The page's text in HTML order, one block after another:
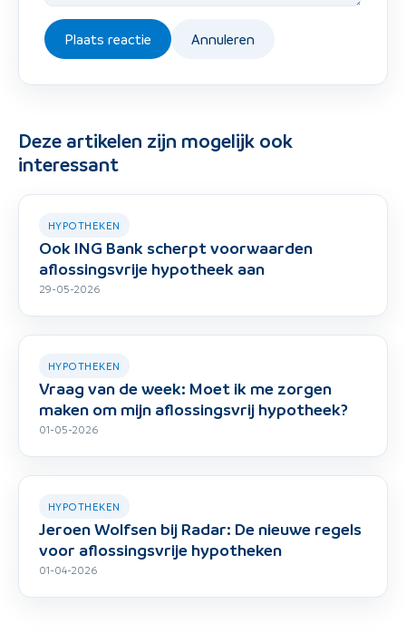
Plaats reactie Annuleren
Deze artikelen zijn mogelijk ook
interessant
HYPOTHEKEN
Ook ING Bank scherpt voorwaarden
aflossingsvrije hypotheek aan
29-05-2026
HYPOTHEKEN
Vraag van de week: Moet ik me zorgen
maken om mijn aflossingsvrij hypotheek?
01-05-2026
HYPOTHEKEN
Jeroen Wolfsen bij Radar: De nieuwe regels
voor aflossingsvrije hypotheken
01-04-2026